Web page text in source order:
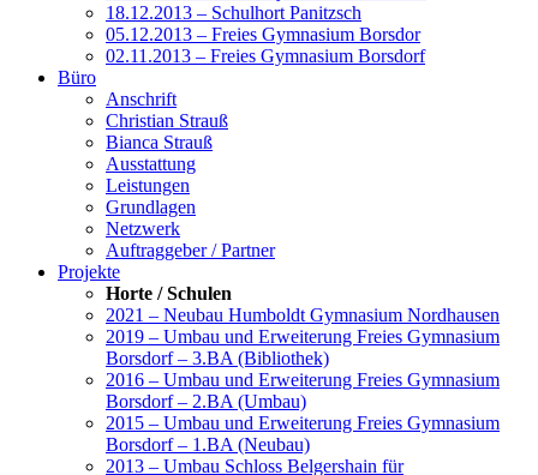
18.12.2013 – Schulhort Panitzsch
05.12.2013 – Freies Gymnasium Borsdor
02.11.2013 – Freies Gymnasium Borsdorf
Büro
Anschrift
Christian Strauß
Bianca Strauß
Ausstattung
Leistungen
Grundlagen
Netzwerk
Auftraggeber / Partner
Projekte
Horte / Schulen
2021 – Neubau Humboldt Gymnasium Nordhausen
2019 – Umbau und Erweiterung Freies Gymnasium
Borsdorf – 3.BA (Bibliothek)
2016 – Umbau und Erweiterung Freies Gymnasium
Borsdorf – 2.BA (Umbau)
2015 – Umbau und Erweiterung Freies Gymnasium
Borsdorf – 1.BA (Neubau)
2013 – Umbau Schloss Belgershain für